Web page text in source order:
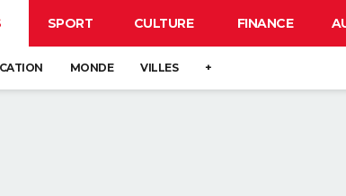
SPORT CULTURE FINANCE
MONDE VILLES +